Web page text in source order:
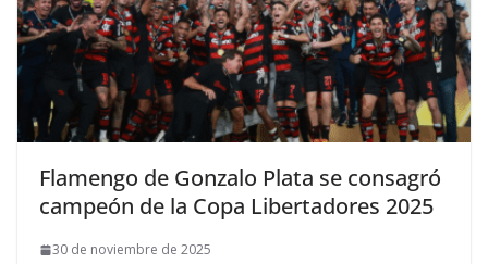
Flamengo de Gonzalo Plata se consagró
campeón de la Copa Libertadores 2025
30 de noviembre de 2025